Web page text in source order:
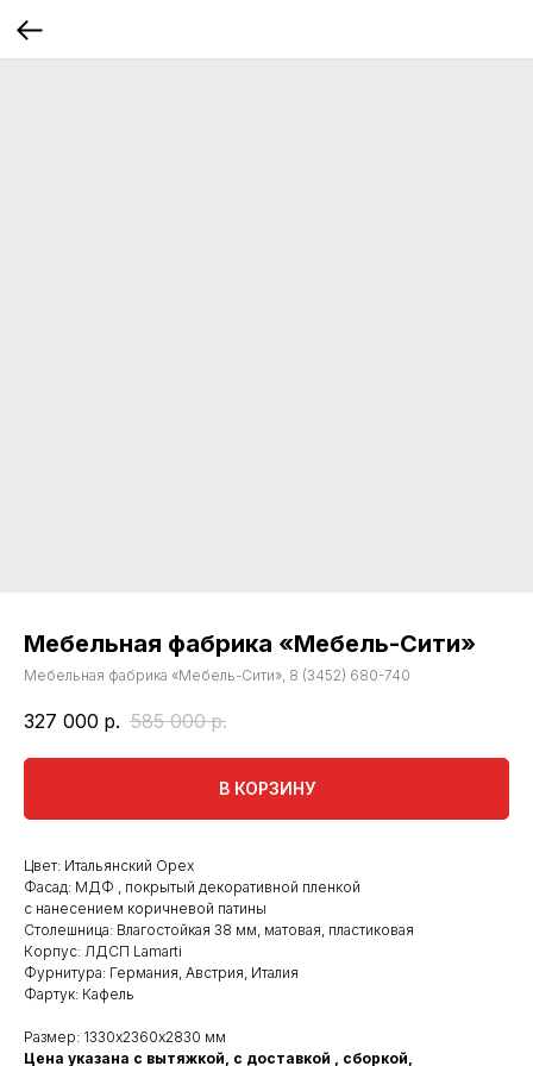
Мебельная фабрика «Мебель-Сити»
Мебельная фабрика «Мебель-Сити», 8 (3452) 680-740
327 000 р. 585 000 р.
В КОРЗИНУ
Цвет: Итальянский Орех
Фасад: МДФ , покрытый декоративной пленкой
с нанесением коричневой патины
Столешница: Влагостойкая 38 мм, матовая, пластиковая
Корпус: ЛДСП Lamarti
Фурнитура: Германия, Австрия, Италия
Фартук: Кафель
Размер: 1330х2360х2830 мм
Цена указана с вытяжкой, с доставкой , сборкой,